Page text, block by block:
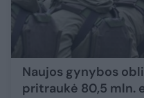
Naujos gynybos
pritraukė 80,5 mln.